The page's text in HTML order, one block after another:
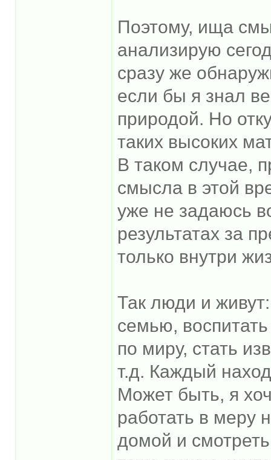
Поэтому, ища
анализирую
сразу же
если бы я знал
природой. Но
таких высоких
В таком случае,
смысла в этой
уже не задаюсь
результатах за
только внутри
Так люди и живут:
семью,
по миру, стать
т.д. Каждый
Может быть, я
работать в меру
домой и